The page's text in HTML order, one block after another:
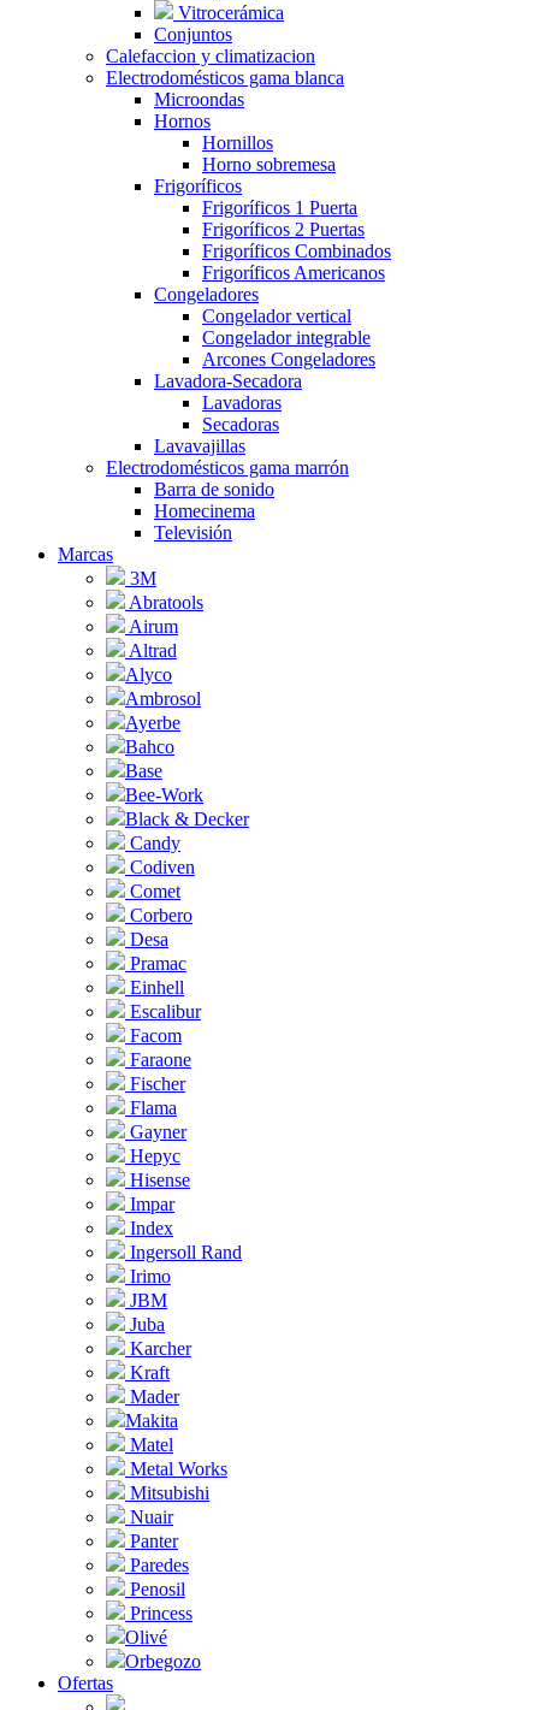
Vitrocerámica
Conjuntos
Calefaccion y climatizacion
Electrodomésticos gama blanca
Microondas
Hornos
Hornillos
Horno sobremesa
Frigoríficos
Frigoríficos 1 Puerta
Frigoríficos 2 Puertas
Frigoríficos Combinados
Frigoríficos Americanos
Congeladores
Congelador vertical
Congelador integrable
Arcones Congeladores
Lavadora-Secadora
Lavadoras
Secadoras
Lavavajillas
Electrodomésticos gama marrón
Barra de sonido
Homecinema
Televisión
Marcas
3M
Abratools
Airum
Altrad
Alyco
Ambrosol
Ayerbe
Bahco
Base
Bee-Work
Black & Decker
Candy
Codiven
Comet
Corbero
Desa
Pramac
Einhell
Escalibur
Facom
Faraone
Fischer
Flama
Gayner
Hepyc
Hisense
Impar
Index
Ingersoll Rand
Irimo
JBM
Juba
Karcher
Kraft
Mader
Makita
Matel
Metal Works
Mitsubishi
Nuair
Panter
Paredes
Penosil
Princess
Olivé
Orbegozo
Ofertas